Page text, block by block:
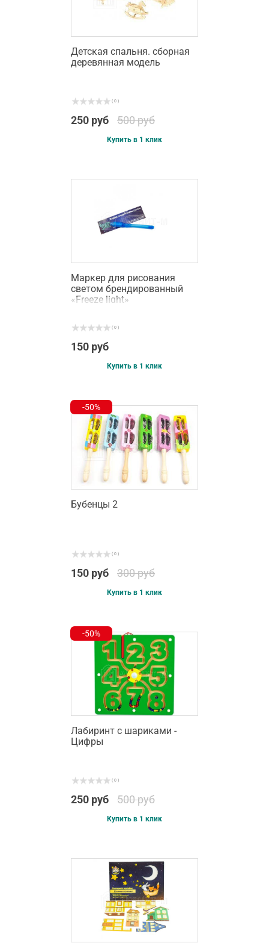
Детская спальня. сборная
деревянная модель
( 0 )
250 руб 500 руб
Купить в 1 клик
Маркер для рисования
светом брендированный
«Freeze light»
( 0 )
150 руб
Купить в 1 клик
-50%
Бубенцы 2
( 0 )
150 руб 300 руб
Купить в 1 клик
-50%
Лабиринт с шариками -
Цифры
( 0 )
250 руб 500 руб
Купить в 1 клик